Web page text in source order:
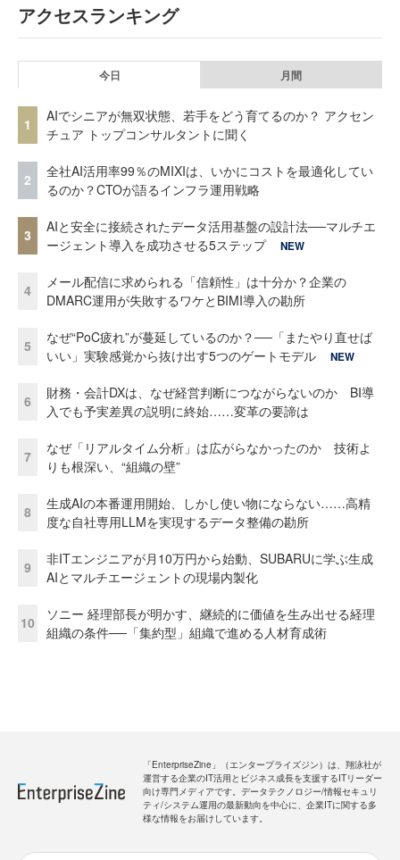
アクセスランキング
今日 月間
1
AIでシニアが無双状態、若手をどう育てるのか？ アクセン
チュア トップコンサルタントに聞く
2
全社AI活用率99％のMIXIは、いかにコストを最適化してい
るのか？CTOが語るインフラ運用戦略
3
AIと安全に接続されたデータ活用基盤の設計法──マルチエ
ージェント導入を成功させる5ステップ
NEW
4
メール配信に求められる「信頼性」は十分か？企業の
DMARC運用が失敗するワケとBIMI導入の勘所
5
なぜ“PoC疲れ”が蔓延しているのか？──「またやり直せば
いい」実験感覚から抜け出す5つのゲートモデル
NEW
6
財務・会計DXは、なぜ経営判断につながらないのか BI導
入でも予実差異の説明に終始……変革の要諦は
7
なぜ「リアルタイム分析」は広がらなかったのか 技術よ
りも根深い、“組織の壁”
8
生成AIの本番運用開始、しかし使い物にならない……高精
度な自社専用LLMを実現するデータ整備の勘所
9
非ITエンジニアが月10万円から始動、SUBARUに学ぶ生成
AIとマルチエージェントの現場内製化
10
ソニー 経理部長が明かす、継続的に価値を生み出せる経理
組織の条件──「集約型」組織で進める人材育成術
「EnterpriseZine」（エンタープライズジン）は、翔泳社が
運営する企業のIT活用とビジネス成長を支援するITリーダー
向け専門メディアです。データテクノロジー/情報セキュリ
ティ/システム運用の最新動向を中心に、企業ITに関する多
様な情報をお届けしています。